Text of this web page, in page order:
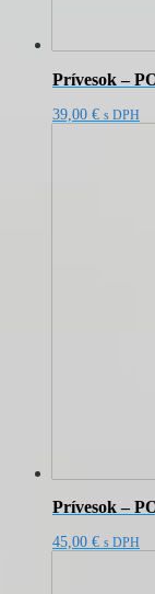
Prívesok –
39,00 € s DPH
Prívesok –
45,00 € s DPH